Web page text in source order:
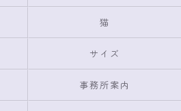
猫
サイズ
事務所案内